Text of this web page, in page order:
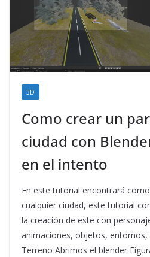
3D
Como crear un
ciudad con
en el intento
En este tutorial encontrará
cualquier ciudad, este tutorial
la creación de este con
animaciones, objetos, entornos,
Terreno Abrimos el blender